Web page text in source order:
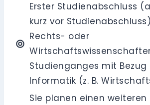
Erster Studienabschluss
kurz vor
Rechts- oder
Studienganges mit Bezug
Informatik (z. B.
Sie planen einen weiteren